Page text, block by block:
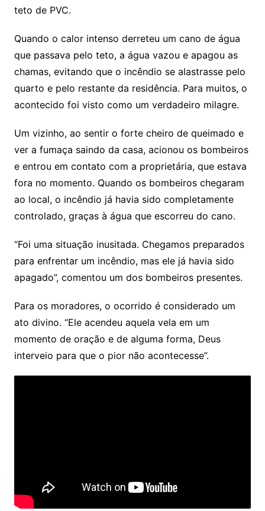
teto de PVC.
Quando o calor intenso derreteu um cano de água
que passava pelo teto, a água vazou e apagou as
chamas, evitando que o incêndio se alastrasse pelo
quarto e pelo restante da residência. Para muitos, o
acontecido foi visto como um verdadeiro milagre.
Um vizinho, ao sentir o forte cheiro de queimado e
ver a fumaça saindo da casa, acionou os bombeiros
e entrou em contato com a proprietária, que estava
fora no momento. Quando os bombeiros chegaram
ao local, o incêndio já havia sido completamente
controlado, graças à água que escorreu do cano.
“Foi uma situação inusitada. Chegamos preparados
para enfrentar um incêndio, mas ele já havia sido
apagado”, comentou um dos bombeiros presentes.
Para os moradores, o ocorrido é considerado um
ato divino. “Ele acendeu aquela vela em um
momento de oração e de alguma forma, Deus
interveio para que o pior não acontecesse”.